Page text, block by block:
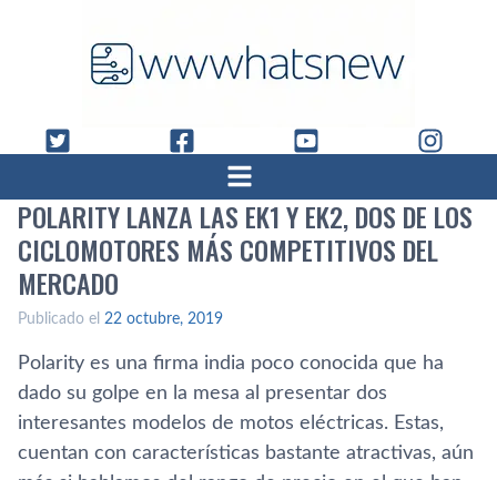
POLARITY LANZA LAS EK1 Y EK2, DOS DE LOS
CICLOMOTORES MÁS COMPETITIVOS DEL
MERCADO
Publicado el 22 octubre, 2019
Polarity es una firma india poco conocida que ha
dado su golpe en la mesa al presentar dos
interesantes modelos de motos eléctricas. Estas,
cuentan con características bastante atractivas, aún